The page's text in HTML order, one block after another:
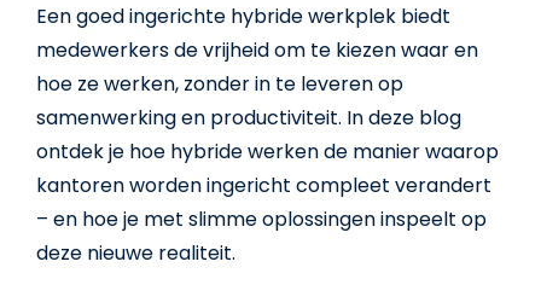
Een goed ingerichte hybride werkplek biedt
medewerkers de vrijheid om te kiezen waar en
hoe ze werken, zonder in te leveren op
samenwerking en productiviteit. In deze blog
ontdek je hoe hybride werken de manier waarop
kantoren worden ingericht compleet verandert
– en hoe je met slimme oplossingen inspeelt op
deze nieuwe realiteit.